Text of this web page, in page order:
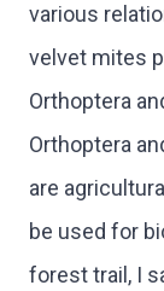
various
velvet mites
Orthoptera
Orthoptera
are
be used for
forest trail, I